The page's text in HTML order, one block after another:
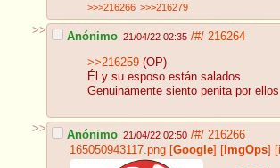
>>>216266 >>>216279
>> Anónimo 21/04/22 02:35 /#/ 216264
>>216259 (OP)
Él y su esposo están salados
Genuinamente siento penita por ellos
>> Anónimo 21/04/22 02:50 /#/ 216266
165050943117.png [Google] [ ImgOps] [